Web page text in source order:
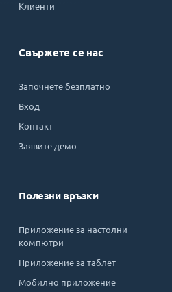
Клиенти
Свържете се нас
Започнете безплатно
Вход
Контакт
Заявите демо
Полезни връзки
Приложение за настолни
компютри
Приложение за таблет
Мобилно приложение